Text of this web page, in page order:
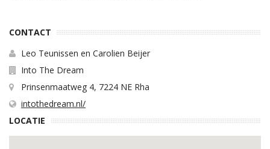
CONTACT
Leo Teunissen en Carolien Beijer
Into The Dream
Prinsenmaatweg 4, 7224 NE Rha
intothedream.nl/
LOCATIE